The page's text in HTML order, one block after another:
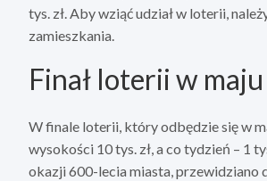
tys. zł. Aby wziąć udział w loterii,
zamieszkania.
Finał loterii w maju
W finale loterii, który odbędzie się w
wysokości 10 tys. zł, a co tydzień – 1
okazji 600-lecia miasta, przewidziano